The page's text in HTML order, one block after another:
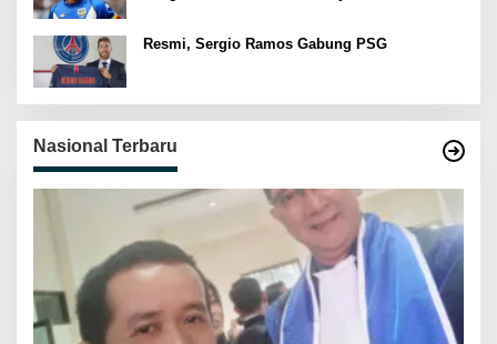
Resmi, Sergio Ramos Gabung PSG
Nasional Terbaru